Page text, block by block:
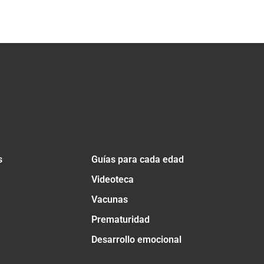
Guías para cada edad
Videoteca
Vacunas
Prematuridad
Desarrollo emocional